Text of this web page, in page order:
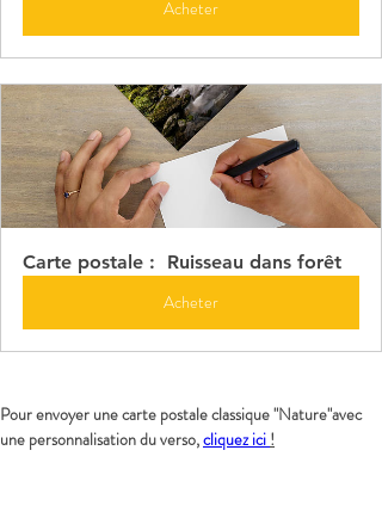
Acheter
Carte postale :  Ruisseau dans forêt
Acheter
Pour envoyer une carte postale classique "Nature"avec
une personnalisation du verso, cliquez ici !